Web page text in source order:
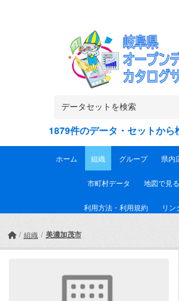
1879件のデータ・セットから
ホーム 組織 グループ 県内
市町村データ 地図で見る
利用方法・利用規約 リン
組織 美濃加茂市